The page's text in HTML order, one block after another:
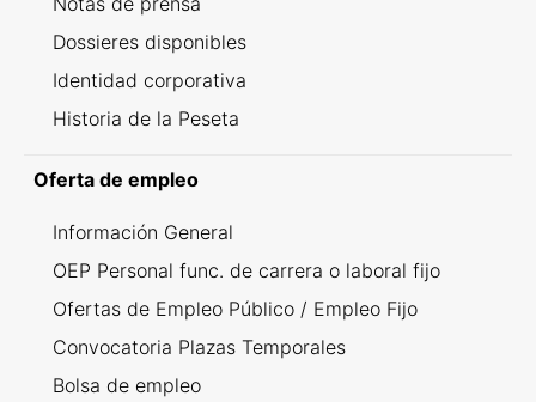
Dossieres disponibles
Identidad corporativa
Historia de la Peseta
Oferta de empleo
Información General
OEP Personal func. de carrera o laboral fijo
Ofertas de Empleo Público / Empleo Fijo
Convocatoria Plazas Temporales
Bolsa de empleo